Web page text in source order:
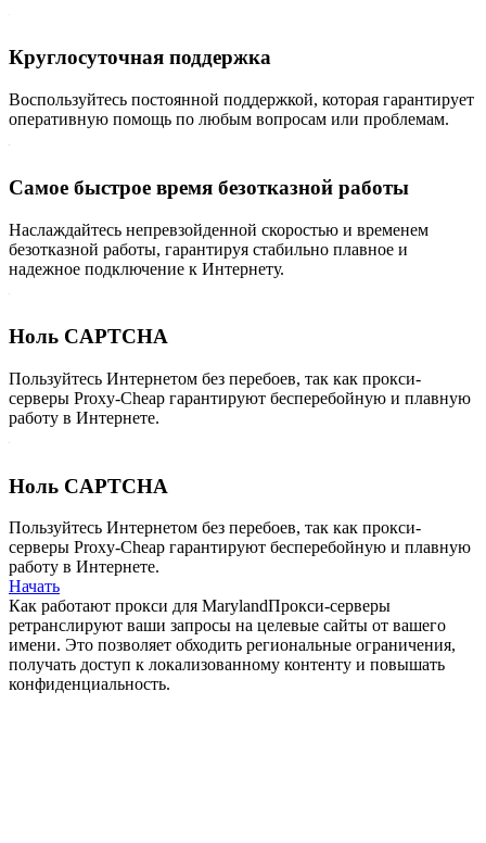
Круглосуточная поддержка
Воспользуйтесь постоянной поддержкой, которая гарантирует
оперативную помощь по любым вопросам или проблемам.
Самое быстрое время безотказной работы
Наслаждайтесь непревзойденной скоростью и временем
безотказной работы, гарантируя стабильно плавное и
надежное подключение к Интернету.
Ноль CAPTCHA
Пользуйтесь Интернетом без перебоев, так как прокси-
серверы Proxy-Cheap гарантируют бесперебойную и плавную
работу в Интернете.
Ноль CAPTCHA
Пользуйтесь Интернетом без перебоев, так как прокси-
серверы Proxy-Cheap гарантируют бесперебойную и плавную
работу в Интернете.
Начать
Как работают прокси для MarylandПрокси-серверы
ретранслируют ваши запросы на целевые сайты от вашего
имени. Это позволяет обходить региональные ограничения,
получать доступ к локализованному контенту и повышать
конфиденциальность.